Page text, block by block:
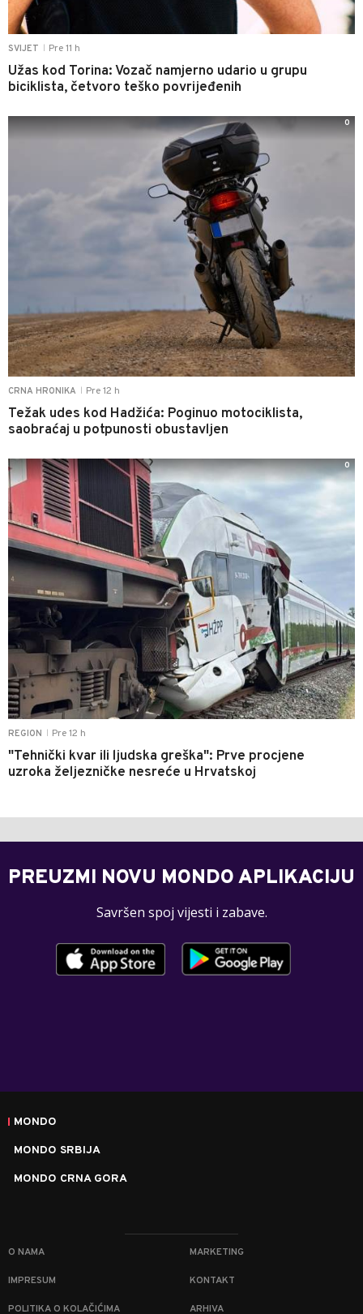
SVIJET Pre 11 h
Užas kod Torina: Vozač namjerno udario u grupu
biciklista, četvoro teško povrijeđenih
CRNA HRONIKA Pre 12 h
Težak udes kod Hadžića: Poginuo motociklista,
saobraćaj u potpunosti obustavljen
0
REGION Pre 12 h
"Tehnički kvar ili ljudska greška": Prve procjene
uzroka željezničke nesreće u Hrvatskoj
0
PREUZMI NOVU MONDO APLIKACIJU
Savršen spoj vijesti i zabave.
MONDO
MONDO SRBIJA
MONDO CRNA GORA
O NAMA MARKETING
IMPRESUM KONTAKT
POLITIKA O KOLAČIĆIMA ARHIVA